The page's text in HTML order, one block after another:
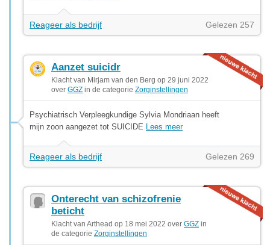
Reageer als bedrijf Gelezen 257
Aanzet suicidr
Klacht van Mirjam van den Berg op 29 juni 2022
over GGZ in de categorie Zorginstellingen
Psychiatrisch Verpleegkundige Sylvia Mondriaan heeft
mijn zoon aangezet tot SUICIDE Lees meer
Reageer als bedrijf Gelezen 269
Onterecht van schizofrenie
beticht
Klacht van Arthead op 18 mei 2022 over GGZ in
de categorie Zorginstellingen